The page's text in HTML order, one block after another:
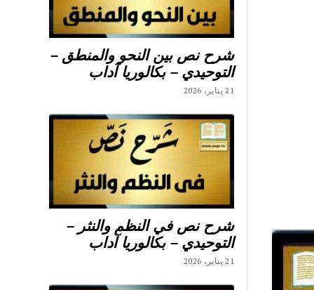
شرح نص بين النحو والمنطق –
التوحيدي – بكالوريا آداب
21 يناير، 2026
شرح نص في النظم والنثر –
التوحيدي – بكالوريا آداب
21 يناير، 2026